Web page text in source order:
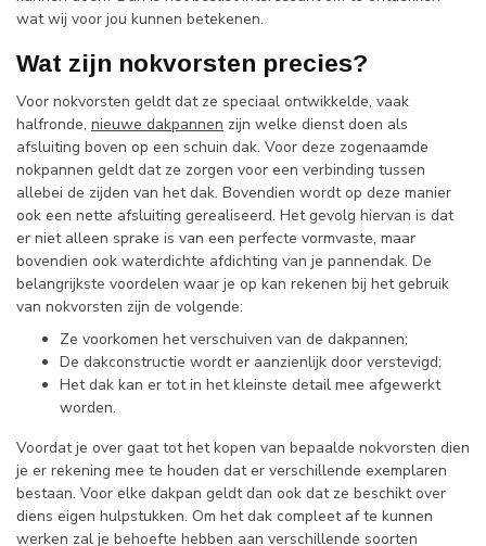
wat wij voor jou kunnen betekenen.
Wat zijn nokvorsten precies?
Voor nokvorsten geldt dat ze speciaal ontwikkelde, vaak
halfronde, nieuwe dakpannen zijn welke dienst doen als
afsluiting boven op een schuin dak. Voor deze zogenaamde
nokpannen geldt dat ze zorgen voor een verbinding tussen
allebei de zijden van het dak. Bovendien wordt op deze manier
ook een nette afsluiting gerealiseerd. Het gevolg hiervan is dat
er niet alleen sprake is van een perfecte vormvaste, maar
bovendien ook waterdichte afdichting van je pannendak. De
belangrijkste voordelen waar je op kan rekenen bij het gebruik
van nokvorsten zijn de volgende:
Ze voorkomen het verschuiven van de dakpannen;
De dakconstructie wordt er aanzienlijk door verstevigd;
Het dak kan er tot in het kleinste detail mee afgewerkt
worden.
Voordat je over gaat tot het kopen van bepaalde nokvorsten dien
je er rekening mee te houden dat er verschillende exemplaren
bestaan. Voor elke dakpan geldt dan ook dat ze beschikt over
diens eigen hulpstukken. Om het dak compleet af te kunnen
werken zal je behoefte hebben aan verschillende soorten